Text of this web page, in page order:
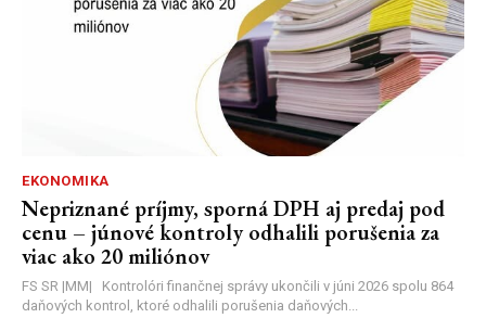
EKONOMIKA
Nepriznané príjmy, sporná DPH aj predaj pod
cenu – júnové kontroly odhalili porušenia za
viac ako 20 miliónov
FS SR |MM| Kontrolóri finančnej správy ukončili v júni 2026 spolu 864
daňových kontrol, ktoré odhalili porušenia daňových...